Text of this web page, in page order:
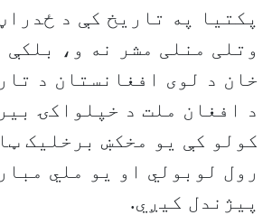
پکتیا په تاریخ کې د
وتلی منلی مشر نه و، بلکې
خان د لوی افغانستان د
د افغان ملت د خپلواکۍ
کولو کې یو مخکښ برخلیک
رول لوبولي او یو ملي
پیژندل کیږي.